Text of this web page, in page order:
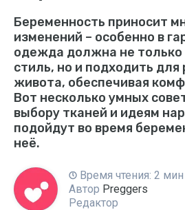
Беременность приносит
изменений – особенно в
одежда должна не
стиль, но и подходить для
живота, обеспечивая
Вот несколько умных
выбору тканей и идеям
подойдут во время
неё.
Время чтения: 2 мин
Автор Preggers
Редактор